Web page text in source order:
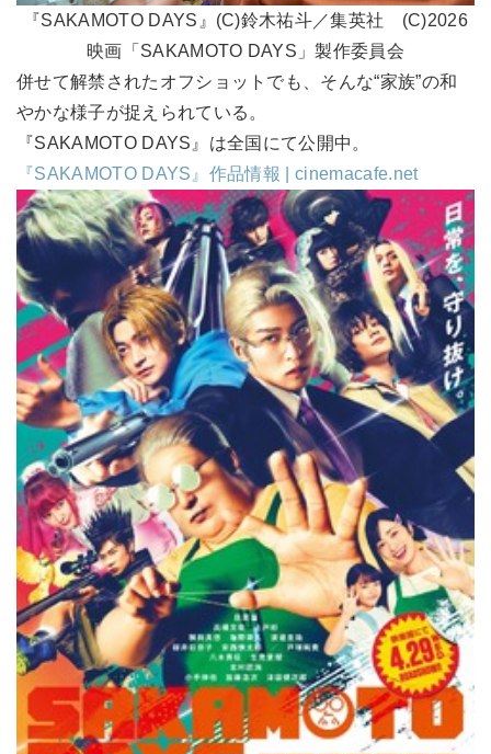
『SAKAMOTO DAYS』(C)鈴木祐斗／集英社 (C)2026
映画「SAKAMOTO DAYS」製作委員会
併せて解禁されたオフショットでも、そんな“家族”の和
やかな様子が捉えられている。
『SAKAMOTO DAYS』は全国にて公開中。
『SAKAMOTO DAYS』作品情報 | cinemacafe.net